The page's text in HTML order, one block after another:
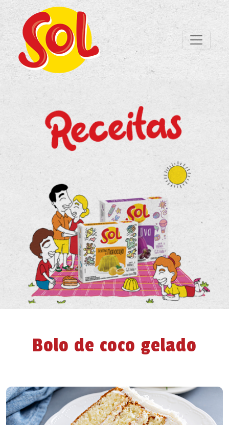
Bolo de coco gelado